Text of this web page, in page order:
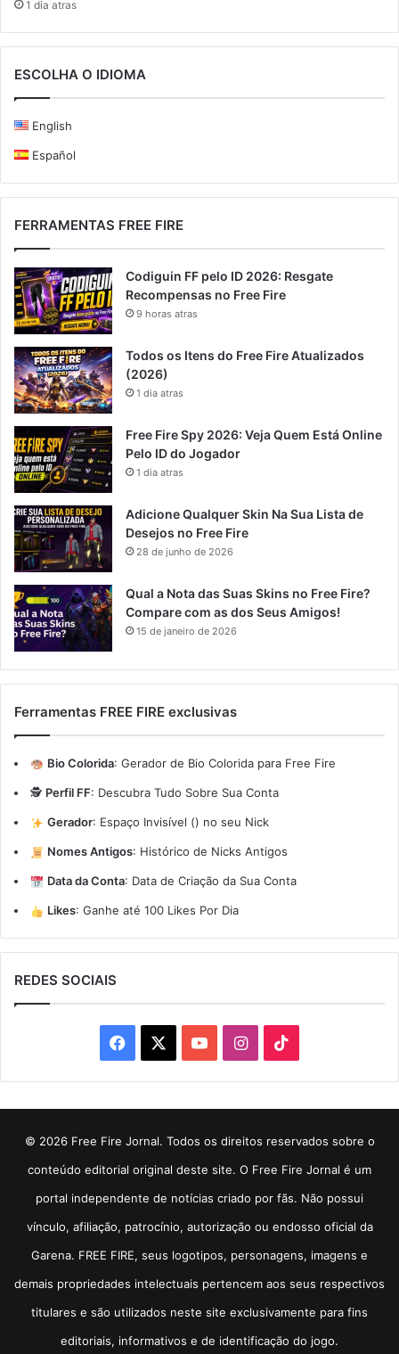
1 dia atras
ESCOLHA O IDIOMA
English
Español
FERRAMENTAS FREE FIRE
Codiguin FF pelo ID 2026: Resgate
Recompensas no Free Fire
9 horas atras
Todos os Itens do Free Fire Atualizados
(2026)
1 dia atras
Free Fire Spy 2026: Veja Quem Está Online
Pelo ID do Jogador
1 dia atras
Adicione Qualquer Skin Na Sua Lista de
Desejos no Free Fire
28 de junho de 2026
Qual a Nota das Suas Skins no Free Fire?
Compare com as dos Seus Amigos!
15 de janeiro de 2026
Ferramentas FREE FIRE exclusivas
Bio Colorida: Gerador de Bio Colorida para Free Fire
🕵️ Perfil FF: Descubra Tudo Sobre Sua Conta
Gerador: Espaço Invisível (ㅤ) no seu Nick
Nomes Antigos: Histórico de Nicks Antigos
Data da Conta: Data de Criação da Sua Conta
Likes: Ganhe até 100 Likes Por Dia
REDES SOCIAIS
Facebook YouTubeInstagram
© 2026 Free Fire Jornal. Todos os direitos reservados sobre o
conteúdo editorial original deste site. O Free Fire Jornal é um
portal independente de notícias criado por fãs. Não possui
vínculo, afiliação, patrocínio, autorização ou endosso oficial da
Garena. FREE FIRE, seus logotipos, personagens, imagens e
demais propriedades intelectuais pertencem aos seus respectivos
titulares e são utilizados neste site exclusivamente para fins
editoriais, informativos e de identificação do jogo.